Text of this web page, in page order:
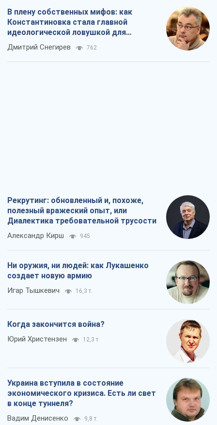
В плену собственных мифов: как
Константиновка стала главной
идеологической ловушкой для
российских оккупантов
Дмитрий Снегирев 762
Рекрутинг: обновленный и, похоже,
полезный вражеский опыт, или
Диалектика требовательной трусости
Александр Кирш 945
Ни оружия, ни людей: как Лукашенко
создает новую армию
Игар Тышкевич 16,3 т.
Когда закончится война?
Юрий Христензен 12,3 т.
Украина вступила в состояние
экономического кризиса. Есть ли свет
в конце туннеля?
Вадим Денисенко 9,8 т.